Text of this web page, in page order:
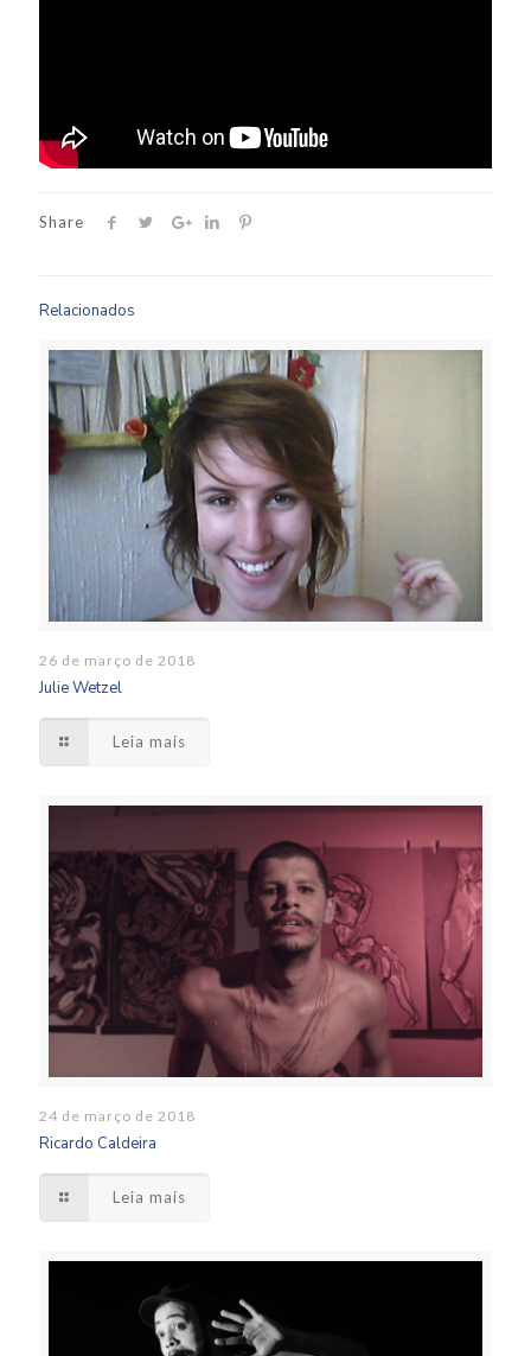
Share
Relacionados
26 de março de 2018
Julie Wetzel
Leia mais
24 de março de 2018
Ricardo Caldeira
Leia mais